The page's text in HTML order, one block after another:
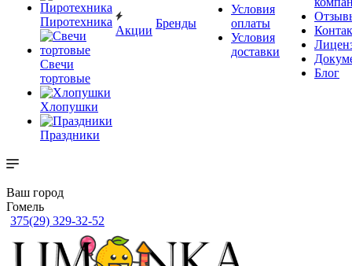
Пиротехника
Свечи
тортовые
Хлопушки
Праздники
Акции
Бренды
Условия
оплаты
Условия
доставки
Блог
Ваш город
Гомель
375(29) 329-32-52